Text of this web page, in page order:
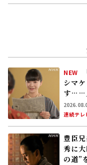
NEW
シマ
す……
連続テレ
豊臣
秀に
の道”